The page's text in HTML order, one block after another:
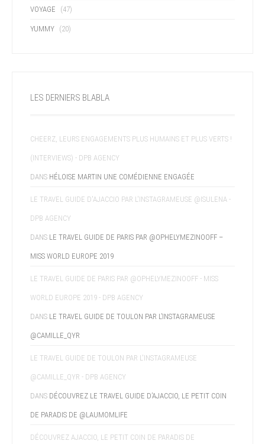
VOYAGE (47)
YUMMY (20)
LES DERNIERS BLABLA
CHEERZ, LEURS ENGAGEMENTS PLUS HUMAINS ET PLUS VERTS !
(INTERVIEWS) - DPB AGENCY
DANS HÉLOISE MARTIN UNE COMÉDIENNE ENGAGÉE
LE TRAVEL GUIDE D'AJACCIO PAR L'INSTAGRAMEUSE @ISULENA -
DPB AGENCY
DANS LE TRAVEL GUIDE DE PARIS PAR @OPHELYMEZINOOFF –
MISS WORLD EUROPE 2019
LE TRAVEL GUIDE DE PARIS PAR @OPHELYMEZINOOFF - MISS
WORLD EUROPE 2019 - DPB AGENCY
DANS LE TRAVEL GUIDE DE TOULON PAR L’INSTAGRAMEUSE
@CAMILLE_QYR
LE TRAVEL GUIDE DE TOULON PAR L'INSTAGRAMEUSE
@CAMILLE_QYR - DPB AGENCY
DANS DÉCOUVREZ LE TRAVEL GUIDE D’AJACCIO, LE PETIT COIN
DE PARADIS DE @LAUMOMLIFE
DÉCOUVREZ AJACCIO, LE PETIT COIN DE PARADIS DE